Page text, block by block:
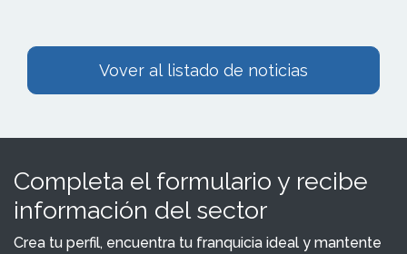
Vover al listado de noticias
Completa el formulario y recibe
información del sector
Crea tu perfil, encuentra tu franquicia ideal y mantente